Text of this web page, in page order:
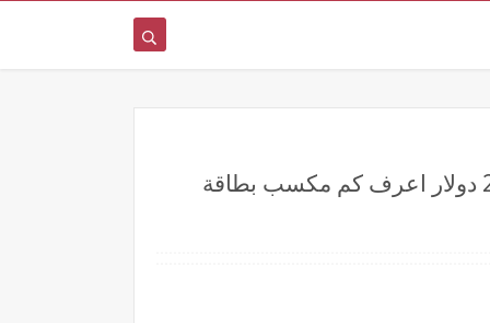
هذة هي قيمة شحن بطاقة 2000 دولار عبر رابط منظومة حجز مصرف ليبيا المركزي 2000 دولار اعرف كم مكسب بطاقة